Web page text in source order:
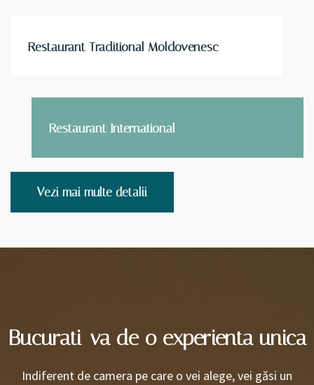
Restaurant Traditional Moldovenesc
Restaurant International
Vezi mai multe detalii
Bucurati-va de o experienta unica
Indiferent de camera pe care o vei alege, vei găsi un